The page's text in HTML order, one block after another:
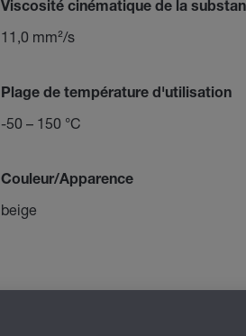
Viscosité cinématique de la
11,0 mm²/s
Plage de température d'utilisation
-50 – 150 °C
Couleur/Apparence
beige